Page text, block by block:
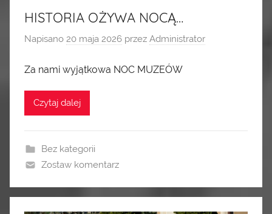
HISTORIA OŻYWA NOCĄ…
Napisano 20 maja 2026 przez Administrator
Za nami wyjątkowa NOC MUZEÓW
Czytaj dalej
Bez kategorii
Zostaw komentarz